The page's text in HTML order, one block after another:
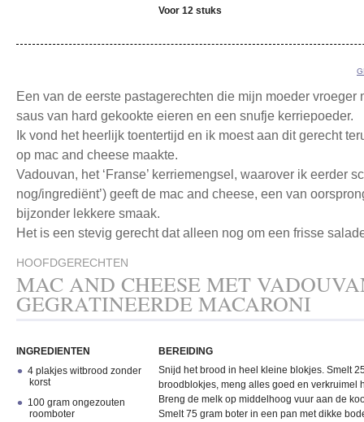
Voor 12 stuks
Een van de eerste pastagerechten die mijn moeder vroeger
saus van hard gekookte eieren en een snufje kerriepoeder.
Ik vond het heerlijk toentertijd en ik moest aan dit gerecht
op mac and cheese maakte.
Vadouvan, het ‘Franse’ kerriemengsel, waarover ik eerder
nog/ingrediënt’) geeft de mac and cheese, een van
bijzonder lekkere smaak.
Het is een stevig gerecht dat alleen nog om een frisse
HOOFDGERECHTEN
MAC AND CHEESE MET
GEGRATINEERDE MACARONI
INGREDIENTEN
4 plakjes witbrood zonder
korst
100 gram ongezouten
roomboter
BEREIDING
Snijd het brood in heel kleine blokjes. Smelt
broodblokjes, meng alles goed en verkruimel
Breng de melk op middelhoog vuur aan de
Smelt 75 gram boter in een pan met dikke